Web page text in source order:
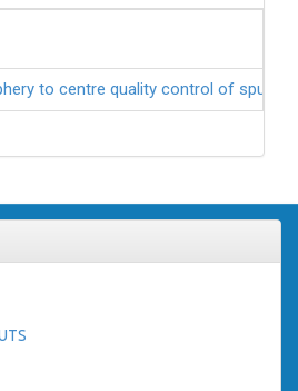
to centre quality control of